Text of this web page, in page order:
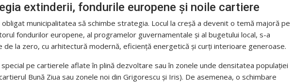
extinderii, fondurile europene și noile cartiere
municipalitatea să schimbe strategia. Locul la creșă a devenit o temă majoră pe
fondurilor europene, al programelor guvernamentale și al bugetului local, s-a
de la zero, cu arhitectură modernă, eficiență energetică și curți interioare generoase.
pe cartierele aflate în plină dezvoltare sau în zonele unde densitatea populației
Bună Ziua sau zonele noi din Grigorescu și Iris). De asemenea, o schimbare